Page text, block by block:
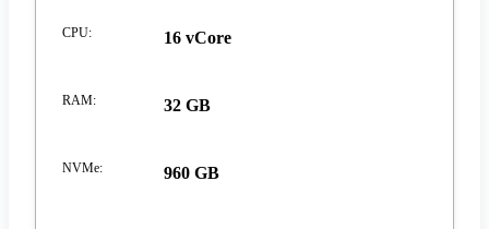
CPU: 16 vCore
RAM: 32 GB
NVMe: 960 GB